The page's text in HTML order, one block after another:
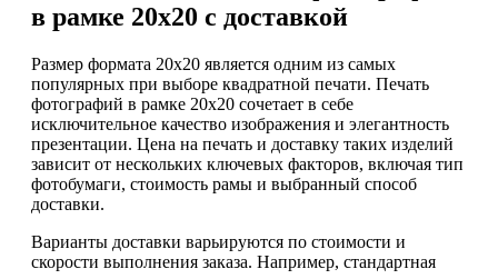
в рамке 20х20 с доставкой
Размер формата 20х20 является одним из самых
популярных при выборе квадратной печати. Печать
фотографий в рамке 20х20 сочетает в себе
исключительное качество изображения и элегантность
презентации. Цена на печать и доставку таких изделий
зависит от нескольких ключевых факторов, включая тип
фотобумаги, стоимость рамы и выбранный способ
доставки.
Варианты доставки варьируются по стоимости и
скорости выполнения заказа. Например, стандартная